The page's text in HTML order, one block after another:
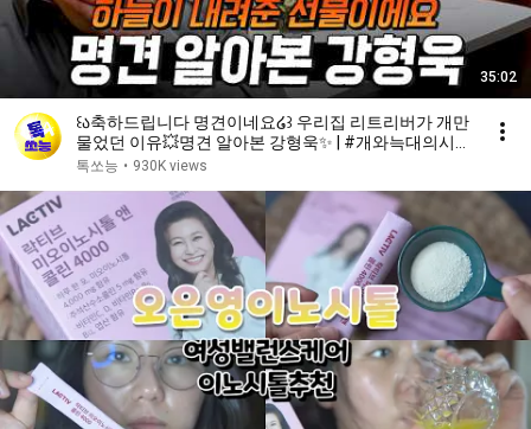
35:02
꒰ა축하드립니다 명견이네요໒꒱ 우리집 리트리버가 개만
물었던 이유💥명견 알아본 강형욱✨ | #개와늑대의시간
2 6회
톡쏘능 • 930K views